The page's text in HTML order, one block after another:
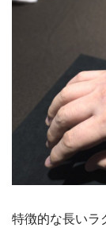
特徴的な長いラ